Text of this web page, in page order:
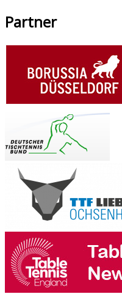
Partner